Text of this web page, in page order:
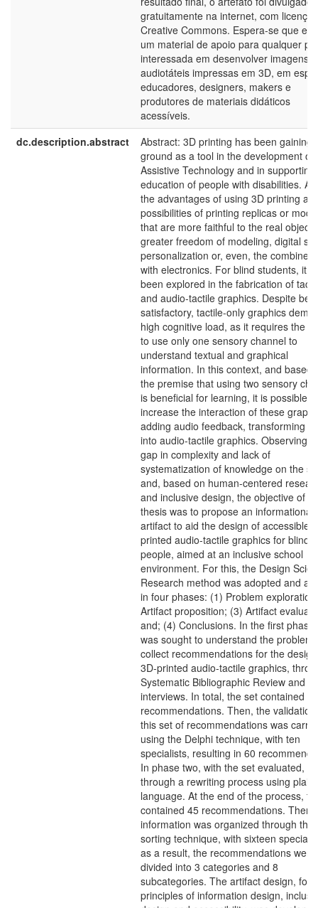
gratuitamente na internet, com licença
Creative Commons. Espera-se que
um material de apoio para qualquer
interessada em desenvolver imagens
audiotáteis impressas em 3D, em
educadores, designers, makers e
produtores de materiais didáticos
acessíveis.
dc.description.abstract
Abstract: 3D printing has been gaining
ground as a tool in the development of
Assistive Technology and in supporting
education of people with disabilities.
the advantages of using 3D printing
possibilities of printing replicas or
that are more faithful to the real object,
greater freedom of modeling, digital
personalization or, even, the combined
with electronics. For blind students, it
been explored in the fabrication of
and audio-tactile graphics. Despite
satisfactory, tactile-only graphics
high cognitive load, as it requires the
to use only one sensory channel to
understand textual and graphical
information. In this context, and based
the premise that using two sensory
is beneficial for learning, it is possible to
increase the interaction of these
adding audio feedback, transforming
into audio-tactile graphics. Observing
gap in complexity and lack of
systematization of knowledge on the
and, based on human-centered
and inclusive design, the objective of
thesis was to propose an informational
artifact to aid the design of accessible
printed audio-tactile graphics for blind
people, aimed at an inclusive school
environment. For this, the Design
Research method was adopted and
in four phases: (1) Problem
Artifact proposition; (3) Artifact
and; (4) Conclusions. In the first
was sought to understand the problem
collect recommendations for the
3D-printed audio-tactile graphics,
Systematic Bibliographic Review and
interviews. In total, the set contained 62
recommendations. Then, the
this set of recommendations was
using the Delphi technique, with ten
specialists, resulting in 60
In phase two, with the set evaluated, it
through a rewriting process using plain
language. At the end of the process,
contained 45 recommendations. Then,
information was organized through the
sorting technique, with sixteen
as a result, the recommendations were
divided into 3 categories and 8
subcategories. The artifact design,
principles of information design,